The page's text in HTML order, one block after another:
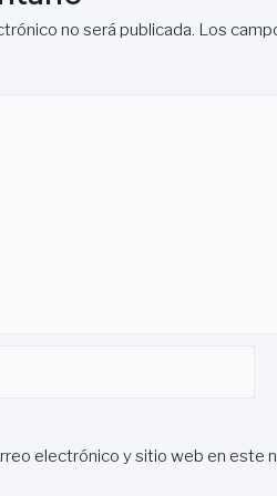
no será publicada. Los
electrónico y sitio web en este